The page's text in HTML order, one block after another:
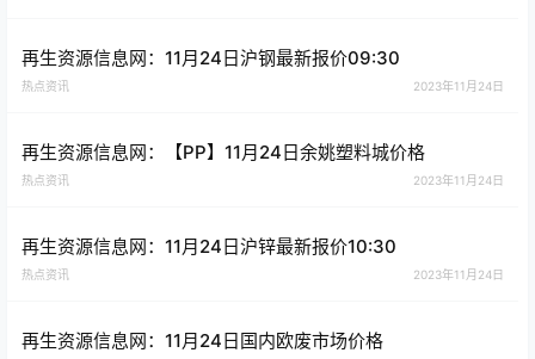
再生资源信息网：11月24日沪钢最新报价09:30
热点资讯 2023年11月24日
再生资源信息网：【PP】11月24日余姚塑料城价格
热点资讯 2023年11月24日
再生资源信息网：11月24日沪锌最新报价10:30
热点资讯 2023年11月24日
再生资源信息网：11月24日国内欧废市场价格